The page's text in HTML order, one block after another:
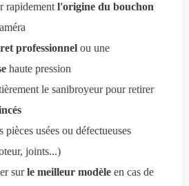
rapidementl'origine du bouchon
professionnel ou une
haute pression
le sanibroyeur pour retirer
pièces usées ou défectueuses
joints...)
surle meilleur modèle en cas de